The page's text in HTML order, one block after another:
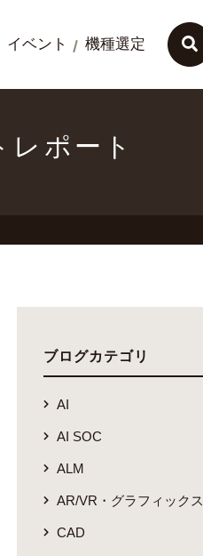
イベント 機種選定
ポート
ブログカテゴリ
AI
AI SOC
ALM
AR/VR・グラフィックス
CAD